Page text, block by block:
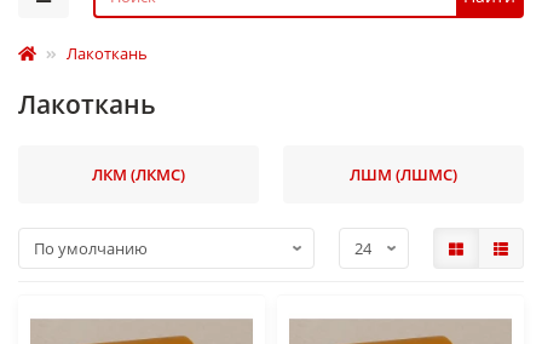
Лакоткань
Лакоткань
ЛКМ (ЛКМС) ЛШМ (ЛШМС)